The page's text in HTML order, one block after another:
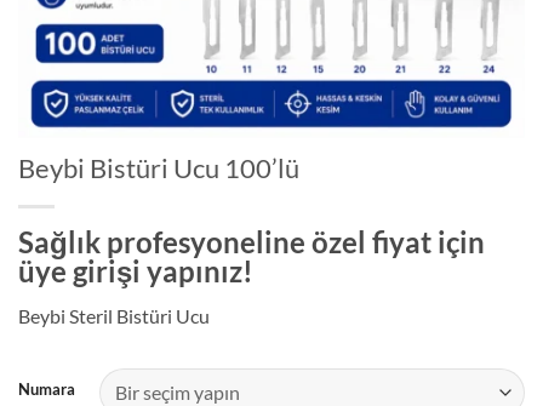
Beybi Bistüri Ucu 100’lü
Sağlık profesyoneline özel fiyat için
üye girişi yapınız!
Beybi Steril Bistüri Ucu
Numara